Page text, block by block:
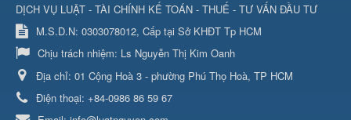
DỊCH VỤ LUẬT - TÀI CHÍNH KẾ TOÁN - THUẾ - TƯ VẤN ĐẦU TƯ
M.S.D.N: 0303078012, Cấp tại Sở KHĐT Tp HCM
Chịu trách nhiệm: Ls Nguyễn Thị Kim Oanh
Địa chỉ: 01 Cộng Hoà 3 - phường Phú Thọ Hoà, TP HCM
Điện thoại: +84-0986 86 59 67